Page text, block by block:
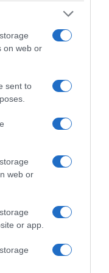
on web or
sent to
web or
or app.
υπάρχει στην
η οποία
το καλό
εσύ, Νίκο,
σου συνέπεια
η διάθεση
μπορεί
την
-αρετές
και